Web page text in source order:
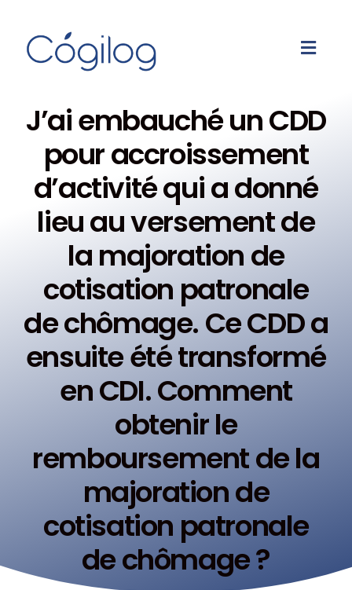
J’ai embauché un CDD
pour accroissement
d’activité qui a donné
lieu au versement de
la majoration de
cotisation patronale
de chômage. Ce CDD a
ensuite été transformé
en CDI. Comment
obtenir le
remboursement de la
majoration de
cotisation patronale
de chômage ?